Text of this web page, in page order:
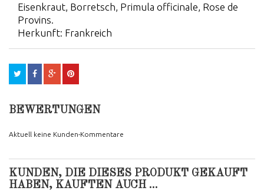
Eisenkraut, Borretsch, Primula officinale, Rose de
Provins.
Herkunft: Frankreich
BEWERTUNGEN
Aktuell keine Kunden-Kommentare
KUNDEN, DIE DIESES PRODUKT GEKAUFT
HABEN, KAUFTEN AUCH ...